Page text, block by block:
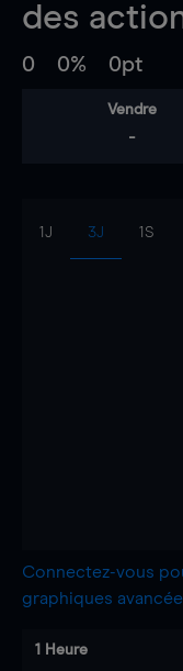
des
0 0% 0pt
Vendre
-
1J 3J 1S
Connectez-vous
graphiques
1 Heure